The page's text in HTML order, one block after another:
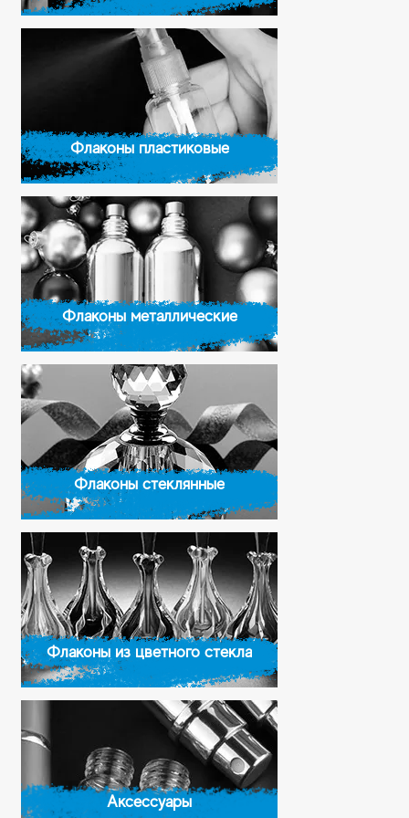
Флаконы пластиковые
Флаконы металлические
Флаконы стеклянные
Флаконы из цветного стекла
Аксессуары